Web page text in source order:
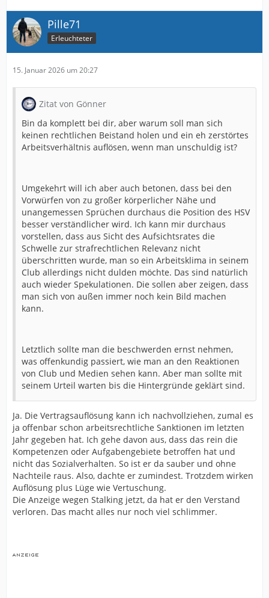
Pille71
Erleuchteter
15. Januar 2026 um 20:27
Zitat von Gönner
Bin da komplett bei dir, aber warum soll man sich
keinen rechtlichen Beistand holen und ein eh zerstörtes
Arbeitsverhältnis auflösen, wenn man unschuldig ist?
Umgekehrt will ich aber auch betonen, dass bei den
Vorwürfen von zu großer körperlicher Nähe und
unangemessen Sprüchen durchaus die Position des HSV
besser verständlicher wird. Ich kann mir durchaus
vorstellen, dass aus Sicht des Aufsichtsrates die
Schwelle zur strafrechtlichen Relevanz nicht
überschritten wurde, man so ein Arbeitsklima in seinem
Club allerdings nicht dulden möchte. Das sind natürlich
auch wieder Spekulationen. Die sollen aber zeigen, dass
man sich von außen immer noch kein Bild machen
kann.
Letztlich sollte man die beschwerden ernst nehmen,
was offenkundig passiert, wie man an den Reaktionen
von Club und Medien sehen kann. Aber man sollte mit
seinem Urteil warten bis die Hintergründe geklärt sind.
Ja. Die Vertragsauflösung kann ich nachvollziehen, zumal es
ja offenbar schon arbeitsrechtliche Sanktionen im letzten
Jahr gegeben hat. Ich gehe davon aus, dass das rein die
Kompetenzen oder Aufgabengebiete betroffen hat und
nicht das Sozialverhalten. So ist er da sauber und ohne
Nachteile raus. Also, dachte er zumindest. Trotzdem wirken
Auflösung plus Lüge wie Vertuschung.
Die Anzeige wegen Stalking jetzt, da hat er den Verstand
verloren. Das macht alles nur noch viel schlimmer.